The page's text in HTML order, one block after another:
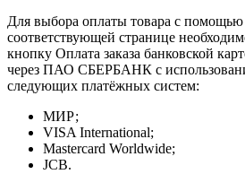
Для выбора оплаты товара с помощью
соответствующей странице
кнопку Оплата заказа банковской
через ПАО СБЕРБАНК с
следующих платёжных систем:
МИР;
VISA International;
Mastercard Worldwide;
JCB.